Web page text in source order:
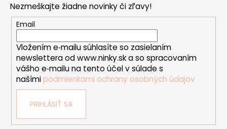
Nezmeškajte žiadne novinky či zľavy!
Email
Vložením e‑mailu súhlasíte so zasielaním
newslettera od www.ninky.sk a so spracovaním
vášho e‑mailu na tento účel v súlade s
našími podmienkami ochrany osobných údajov
PRIHLÁSIŤ SA